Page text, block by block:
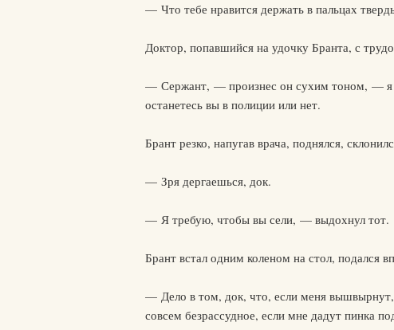
— Что тебе нравится держать в пальцах
Доктор, попавшийся на удочку Бранта, с
— Сержант, — произнес он сухим тоном, — я
останетесь вы в полиции или нет.
Брант резко, напугав врача, поднялся,
— Зря дергаешься, док.
— Я требую, чтобы вы сели, — выдохнул тот.
Брант встал одним коленом на стол, подался
— Дело в том, док, что, если меня вышвырнут,
совсем безрассудное, если мне дадут пинка